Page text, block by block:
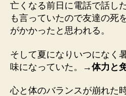
亡くなる前日に電話で話し
も言っていたので友達の死
がかかったと思われる。
そして夏になりいつになく
味になっていた。
→体力と
心と体のバランスが崩れた